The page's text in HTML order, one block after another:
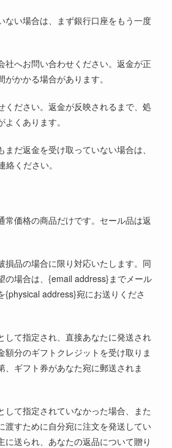
ない場合は、まず銀行口座をもう一度
社へお問い合わせください。返金が正
かかる場合があります。
ください。返金が反映されるまで、処
くあります。
だ返金を受け取っていない場合は、
ください。
常価格の商品だけです。セール品は返
損品の場合に限り対応いたします。同
の場合は、{email address}までメール
{physical address}宛にお送りくださ
して指定され、直接あなたに発送され
額分のギフトクレジットを受け取りま
、ギフト券があなた宛に郵送されま
して指定されていなかった場合、また
渡すために自分宛に注文を発送してい
に送られ、あなたの返品について贈り